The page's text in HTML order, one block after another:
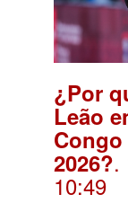
¿Por
Leão
2026?.
10:49